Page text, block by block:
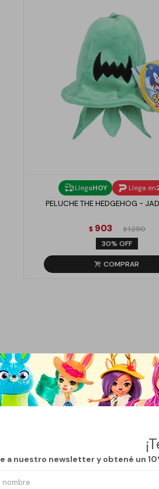
a nuestro newsletter y obtené un
LlegaHOY Llega en
PELUCHE THE HEDGEHOG -
$ 903 $ 1.290
30